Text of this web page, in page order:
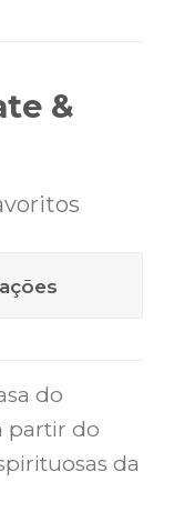
&
do
partir do
da